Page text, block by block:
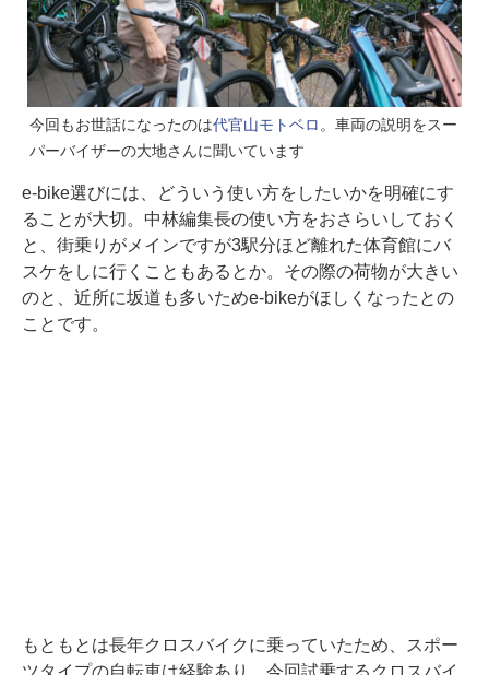
今回もお世話になったのは代官山モトベロ 。車両の説明をスー
パーバイザーの大地さんに聞いています
e-bike選びには、どういう使い方をしたいかを明確にす
ることが大切。中林編集長の使い方をおさらいしておく
と、街乗りがメインですが3駅分ほど離れた体育館にバ
スケをしに行くこともあるとか。その際の荷物が大きい
のと、近所に坂道も多いためe-bikeがほしくなったとの
ことです。
もともとは長年クロスバイクに乗っていたため、スポー
ツタイプの自転車は経験あり。今回試乗するクロスバイ